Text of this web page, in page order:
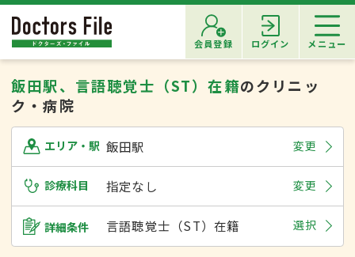
会員登録 ログイン メニュー
飯田駅、言語聴覚士（ST）在籍のクリニッ
ク・病院
エリア・駅 飯田駅 変更
診療科目 指定なし 変更
詳細条件 言語聴覚士（ST）在籍 選択